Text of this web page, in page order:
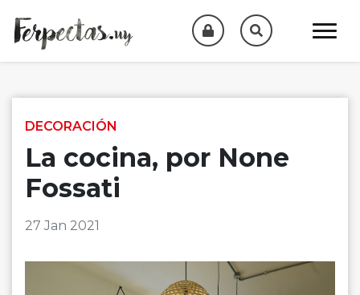
DECORACIÓN
La cocina, por None
Fossati
27 Jan 2021